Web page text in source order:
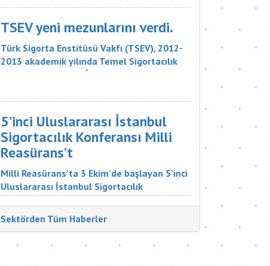
sigorta şirketinin, 18 bin liralık tazminatı
ödemesine karar verdi. Sigorta Tahkim
Komisyonu M...
TSEV yeni mezunlarını verdi.
Türk Sigorta Enstitüsü Vakfı (TSEV), 2012-
2013 akademik yılında Temel Sigortacılık
Eğitim Programı ve İleri Düzey Sigortacılık
başarıyla tamamlayan öğrencilerini mezun
etti. Sigorta şirketlerinin &uu...
5’inci Uluslararası İstanbul
Sigortacılık Konferansı Milli
Reasürans’t
Milli Reasürans’ta 3 Ekim’de başlayan 5’inci
Uluslararası İstanbul Sigortacılık
Konferansı’na Türkiye ve dünyadan çok
değerli katılımcılar katıldı. Sigorta
Tatbikatçıları Derneği'nin düzenlediği
Sektörden Tüm Haberler